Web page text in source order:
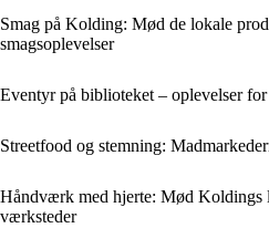
Smag på Kolding: Mød de lokale
smagsoplevelser
Eventyr på biblioteket – oplevelser
Streetfood og stemning:
Håndværk med hjerte: Mød Koldings
værksteder